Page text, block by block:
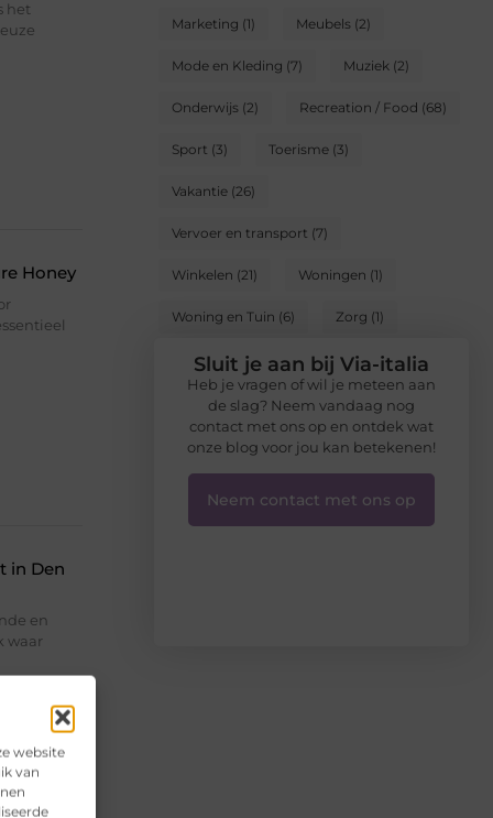
website
van
het
Honey
in Den
en
waar
Marketing (1) Meubels (2)
Mode en Kleding (7) Muziek (2)
Onderwijs (2) Recreation / Food (68)
Sport (3) Toerisme (3)
Vakantie (26)
Vervoer en transport (7)
Winkelen (21) Woningen (1)
Woning en Tuin (6) Zorg (1)
Sluit je aan bij Via-italia
Heb je vragen of wil je meteen aan
de slag? Neem vandaag nog
contact met ons op en ontdek wat
onze blog voor jou kan betekenen!
Neem contact met ons op